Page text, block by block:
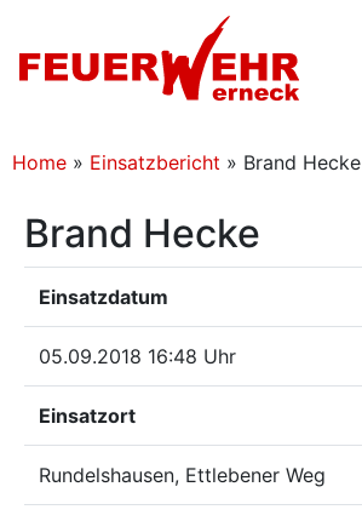
Home » Einsatzbericht » Brand Hecke
Brand Hecke
Einsatzdatum
05.09.2018 16:48 Uhr
Einsatzort
Rundelshausen, Ettlebener Weg